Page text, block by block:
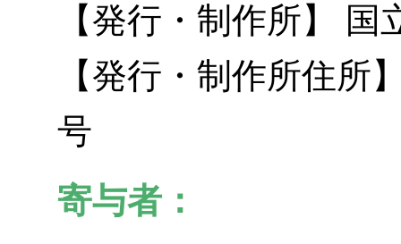
【発行・制作所】 国
【発行・制作所住所
号
寄与者：